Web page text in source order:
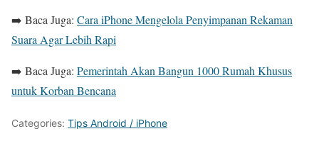
➡️ Baca Juga: Cara iPhone Mengelola Penyimpanan Rekaman
Suara Agar Lebih Rapi
➡️ Baca Juga: Pemerintah Akan Bangun 1000 Rumah Khusus
untuk Korban Bencana
Categories: Tips Android / iPhone